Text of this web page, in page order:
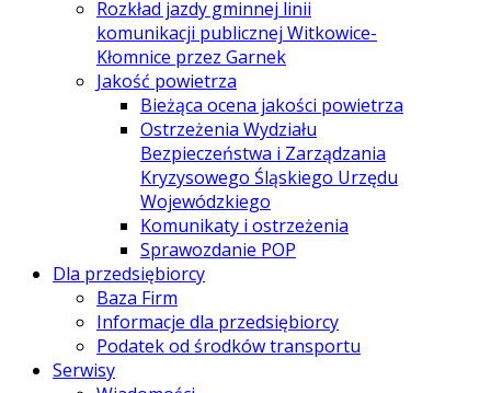
Rozkład jazdy gminnej linii
komunikacji publicznej Witkowice-
Kłomnice przez Garnek
Jakość powietrza
Bieżąca ocena jakości powietrza
Ostrzeżenia Wydziału
Bezpieczeństwa i Zarządzania
Kryzysowego Śląskiego Urzędu
Wojewódzkiego
Komunikaty i ostrzeżenia
Sprawozdanie POP
Dla przedsiębiorcy
Baza Firm
Informacje dla przedsiębiorcy
Podatek od środków transportu
Serwisy